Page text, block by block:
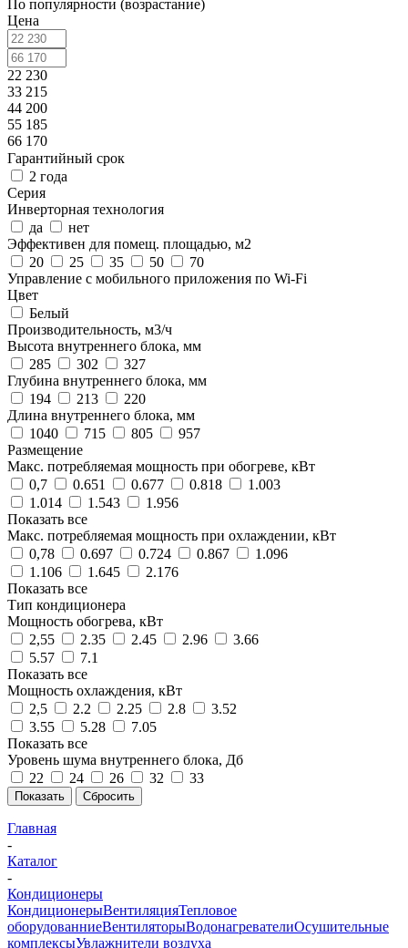
По популярности (возрастание)
Цена
22 230
33 215
44 200
55 185
66 170
Гарантийный срок
2 года
Серия
Инверторная технология
да
нет
Эффективен для помещ. площадью, м2
20
25 35 50
70
Управление c мобильного приложения по Wi-Fi
Цвет
Белый
Производительность, м3/ч
Высота внутреннего блока, мм
285
302
327
Глубина внутреннего блока, мм
194
213
220
Длина внутреннего блока, мм
1040
715 805
957
Размещение
Макс. потребляемая мощность при обогреве, кВт
0,7
0.651 0.677 0.818
1.003
1.014
1.543
1.956
Показать все
Макс. потребляемая мощность при охлаждении, кВт
0,78
0.697 0.724 0.867
1.096
1.106
1.645
2.176
Показать все
Тип кондиционера
Мощность обогрева, кВт
2,55
2.35 2.45 2.96
3.66
5.57
7.1
Показать все
Мощность охлаждения, кВт
2,5
2.2 2.25 2.8
3.52
3.55
5.28
7.05
Показать все
Уровень шума внутреннего блока, Дб
22
24 26 32 33
Показать Сбросить
Главная
-
Каталог
-
Кондиционеры
КондиционерыВентиляцияТепловое
оборудованниеВентиляторыВодонагревателиОсушительные
комплексыУвлажнители воздуха